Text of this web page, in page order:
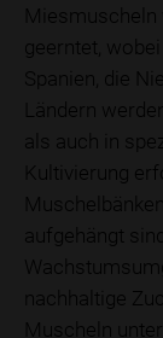
Miesmuscheln
geerntet,
Spanien, die
Ländern
als auch in
Kultivierung
aufgehängt
nachhaltige
Muscheln